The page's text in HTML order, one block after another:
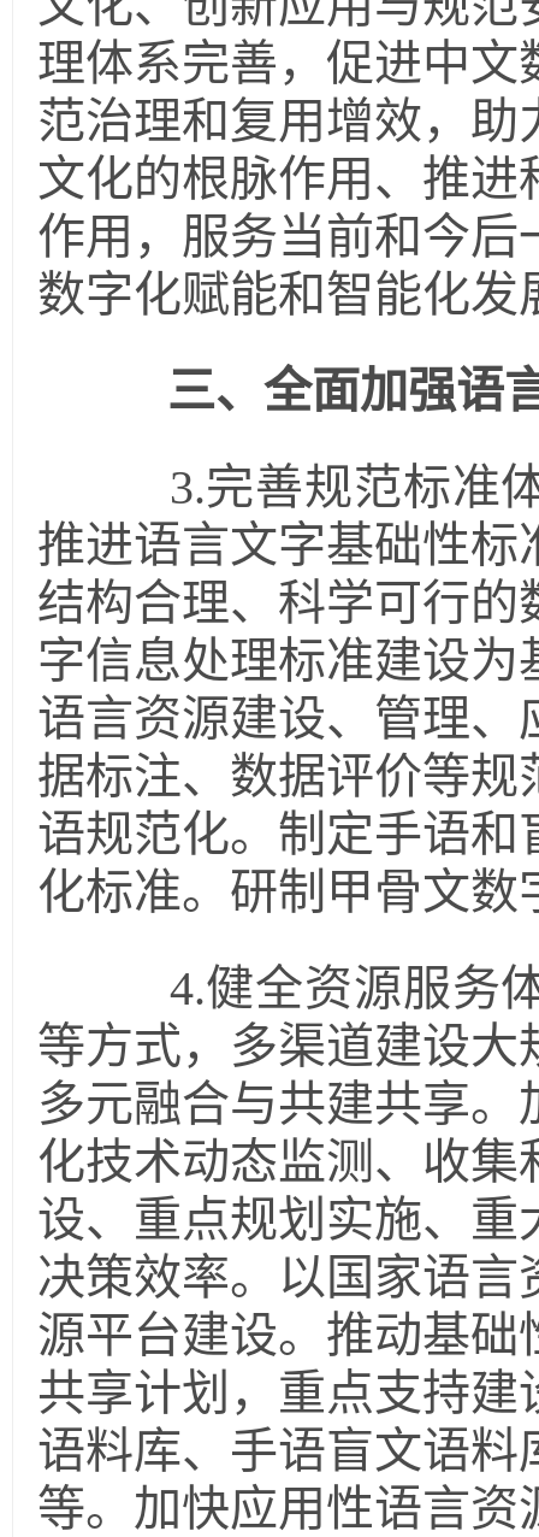
理体系完善，促进中
范治理和复用增效，
文化的根脉作用、推
作用，服务当前和今
数字化赋能和智能化发
三、全面加强语
3.完善规范标准体
推进语言文字基础性
结构合理、科学可行
字信息处理标准建设
语言资源建设、管理
据标注、数据评价等
语规范化。制定手语
化标准。研制甲骨文
4.健全资源服务体
等方式，多渠道建设
多元融合与共建共享
化技术动态监测、收
设、重点规划实施、
决策效率。以国家语
源平台建设。推动基
共享计划，重点支持
语料库、手语盲文语
等。加快应用性语言